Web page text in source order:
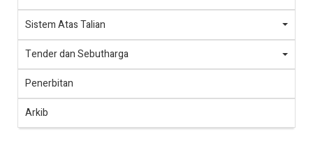
Sistem Atas Talian
Tender dan Sebutharga
Penerbitan
Arkib